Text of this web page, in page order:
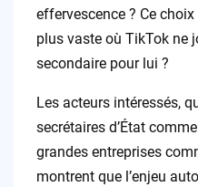
effervescence ? Ce
plus vaste où TikTok ne
secondaire pour lui ?
Les acteurs intéressés,
secrétaires d’État
grandes entreprises
montrent que l’enjeu